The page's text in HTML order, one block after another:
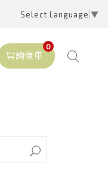
Select Language ▼
詢價車
0